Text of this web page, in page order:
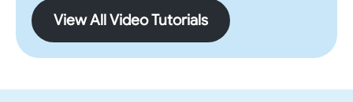
View All Video Tutorials